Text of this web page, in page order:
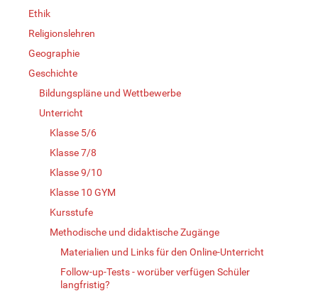
Ethik
Religionslehren
Geographie
Geschichte
Bildungspläne und Wettbewerbe
Unterricht
Klasse 5/6
Klasse 7/8
Klasse 9/10
Klasse 10 GYM
Kursstufe
Methodische und didaktische Zugänge
Materialien und Links für den Online-Unterricht
Follow-up-Tests - worüber verfügen Schüler
langfristig?